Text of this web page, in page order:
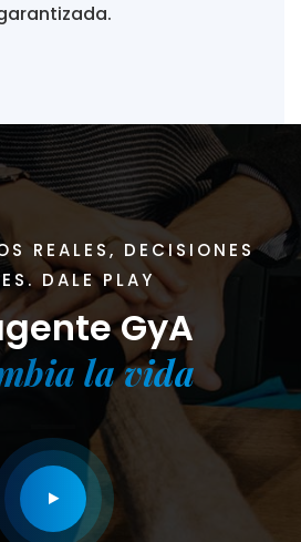
REALES, DECISIONES
DALE PLAY
GyA
la vida